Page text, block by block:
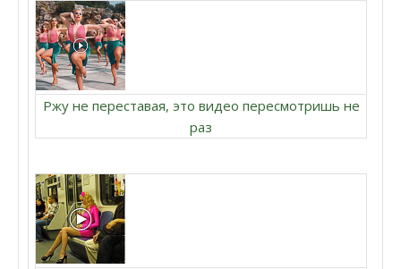
Ржу не переставая, это видео пересмотришь не
раз